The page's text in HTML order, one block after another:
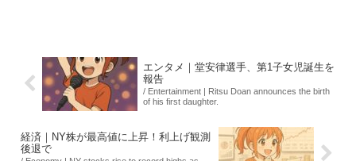
エンタメ｜堂安律選手、第1子女児誕生を
報告
/ Entertainment | Ritsu Doan announces the birth
of his first daughter.
経済｜NY株が最高値に上昇！利上げ観測
後退で